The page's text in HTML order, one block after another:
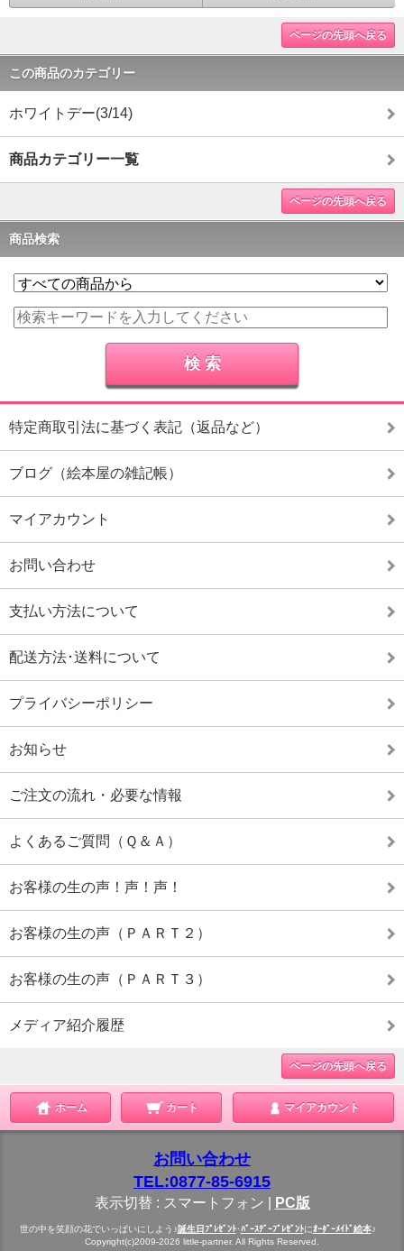
ページの先頭へ戻る
この商品のカテゴリー
ホワイトデー(3/14)
商品カテゴリー一覧
ページの先頭へ戻る
商品検索
特定商取引法に基づく表記（返品など）
ブログ（絵本屋の雑記帳）
マイアカウント
お問い合わせ
支払い方法について
配送方法･送料について
プライバシーポリシー
お知らせ
ご注文の流れ・必要な情報
よくあるご質問（Ｑ＆Ａ）
お客様の生の声！声！声！
お客様の生の声（ＰＡＲＴ２）
お客様の生の声（ＰＡＲＴ３）
メディア紹介履歴
ページの先頭へ戻る
ホーム カート マイアカウント
お問い合わせ
TEL:0877-85-6915
表示切替 : スマートフォン PC版
世の中を笑顔の花でいっぱいにしよう♪誕生日ﾌﾟﾚｾﾞﾝﾄ･ﾊﾞｰｽﾃﾞｰﾌﾟﾚｾﾞﾝﾄにｵｰﾀﾞｰﾒｲﾄﾞ絵本♪
Copyright(c)2009-2026 little-partner. All Rights Reserved.